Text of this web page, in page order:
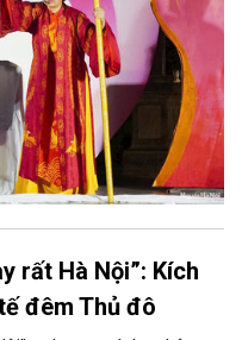
rất Hà Nội”: Kích
đêm Thủ đô